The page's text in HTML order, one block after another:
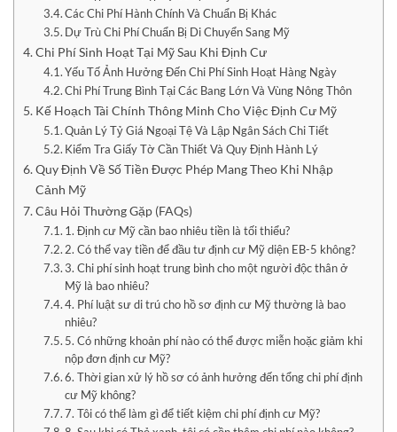
Các Chi Phí Hành Chính Và Chuẩn Bị Khác
Dự Trù Chi Phí Chuẩn Bị Di Chuyển Sang Mỹ
Chi Phí Sinh Hoạt Tại Mỹ Sau Khi Định Cư
Yếu Tố Ảnh Hưởng Đến Chi Phí Sinh Hoạt Hàng Ngày
Chi Phí Trung Bình Tại Các Bang Lớn Và Vùng Nông Thôn
Kế Hoạch Tài Chính Thông Minh Cho Việc Định Cư Mỹ
Quản Lý Tỷ Giá Ngoại Tệ Và Lập Ngân Sách Chi Tiết
Kiểm Tra Giấy Tờ Cần Thiết Và Quy Định Hành Lý
Quy Định Về Số Tiền Được Phép Mang Theo Khi Nhập
Cảnh Mỹ
Câu Hỏi Thường Gặp (FAQs)
1. Định cư Mỹ cần bao nhiêu tiền là tối thiểu?
2. Có thể vay tiền để đầu tư định cư Mỹ diện EB-5 không?
3. Chi phí sinh hoạt trung bình cho một người độc thân ở
Mỹ là bao nhiêu?
4. Phí luật sư di trú cho hồ sơ định cư Mỹ thường là bao
nhiêu?
5. Có những khoản phí nào có thể được miễn hoặc giảm khi
nộp đơn định cư Mỹ?
6. Thời gian xử lý hồ sơ có ảnh hưởng đến tổng chi phí định
cư Mỹ không?
7. Tôi có thể làm gì để tiết kiệm chi phí định cư Mỹ?